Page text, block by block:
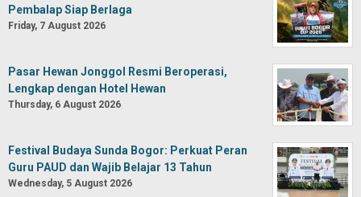
Pembalap Siap Berlaga
Friday, 7 August 2026
Pasar Hewan Jonggol Resmi Beroperasi,
Lengkap dengan Hotel Hewan
Thursday, 6 August 2026
Festival Budaya Sunda Bogor: Perkuat Peran
Guru PAUD dan Wajib Belajar 13 Tahun
Wednesday, 5 August 2026